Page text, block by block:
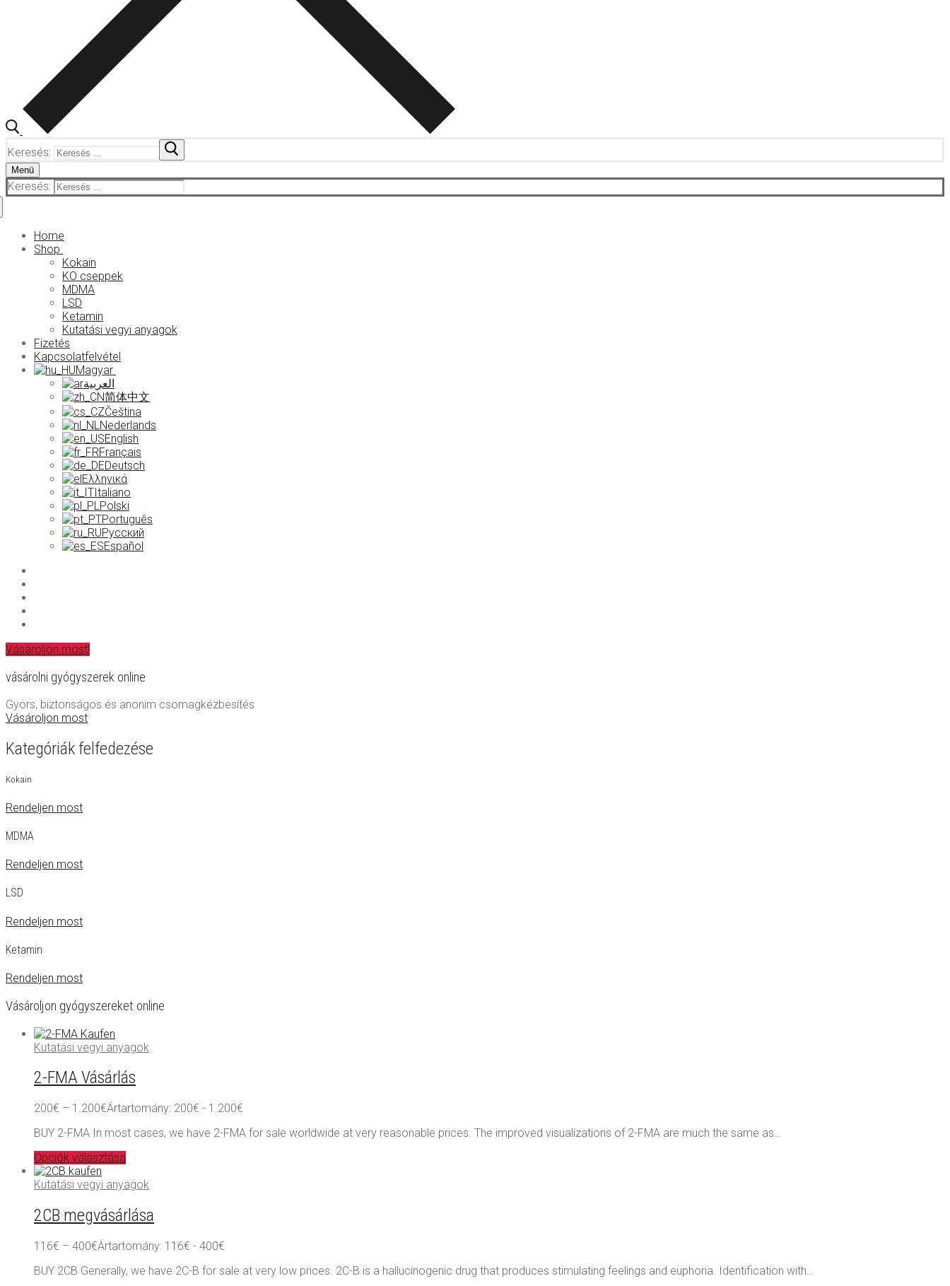
Keresés:
Menü
Keresés:
Home
Shop
Kokain
KO cseppek
MDMA
LSD
Ketamin
Kutatási vegyi anyagok
Fizetés
Kapcsolatfelvétel
Magyar
العربية
简体中文
Čeština
Nederlands
English
Français
Deutsch
Ελληνικά
Italiano
Polski
Português
Русский
Español
Vásároljon most!
vásárolni gyógyszerek online
Gyors, biztonságos és anonim csomagkézbesítés
Vásároljon most
Kategóriák felfedezése
Kokain
Rendeljen most
MDMA
Rendeljen most
LSD
Rendeljen most
Ketamin
Rendeljen most
Vásároljon gyógyszereket online
Kutatási vegyi anyagok
2-FMA Vásárlás
200€ – 1.200€Ártartomány: 200€ - 1.200€
BUY 2-FMA In most cases, we have 2-FMA for sale worldwide at very reasonable prices. The improved visualizations of 2-FMA are much the same as…
Opciók választása
Kutatási vegyi anyagok
2CB megvásárlása
116€ – 400€Ártartomány: 116€ - 400€
BUY 2CB Generally, we have 2C-B for sale at very low prices. 2C-B is a hallucinogenic drug that produces stimulating feelings and euphoria. Identification with…